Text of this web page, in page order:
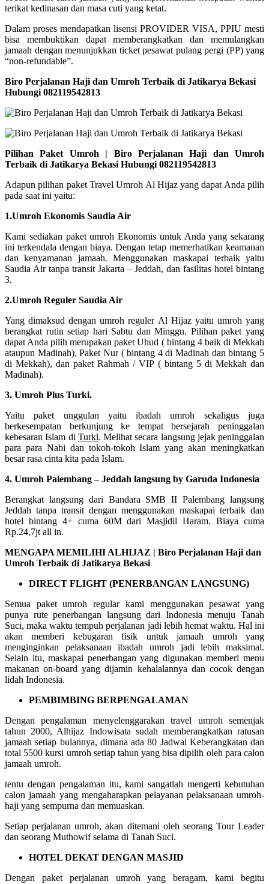
terikat kedinasan dan masa cuti yang ketat.
Dalam proses mendapatkan lisensi PROVIDER VISA, PPIU mesti
bisa membuktikan dapat memberangkatkan dan memulangkan
jamaah dengan menunjukkan ticket pesawat pulang pergi (PP) yang
“non-refundable”.
Biro Perjalanan Haji dan Umroh Terbaik di Jatikarya Bekasi
Hubungi 082119542813
Pilihan Paket Umroh | Biro Perjalanan Haji dan Umroh
Terbaik di Jatikarya Bekasi Hubungi 082119542813
Adapun pilihan paket Travel Umroh Al Hijaz yang dapat Anda pilih
pada saat ini yaitu:
1.Umroh Ekonomis Saudia Air
Kami sediakan paket umroh Ekonomis untuk Anda yang sekarang
ini terkendala dengan biaya. Dengan tetap memerhatikan keamanan
dan kenyamanan jamaah. Menggunakan maskapai terbaik yaitu
Saudia Air tanpa transit Jakarta – Jeddah, dan fasilitas hotel bintang
3.
2.Umroh Reguler Saudia Air
Yang dimaksud dengan umroh reguler Al Hijaz yaitu umroh yang
berangkat rutin setiap hari Sabtu dan Minggu. Pilihan paket yang
dapat Anda pilih merupakan paket Uhud ( bintang 4 baik di Mekkah
ataupun Madinah), Paket Nur ( bintang 4 di Madinah dan bintang 5
di Mekkah), dan paket Rahmah / VIP ( bintang 5 di Mekkah dan
Madinah).
3. Umroh Plus Turki.
Yaitu paket unggulan yaitu ibadah umroh sekaligus juga
berkesempatan berkunjung ke tempat bersejarah peninggalan
kebesaran Islam di Turki. Melihat secara langsung jejak peninggalan
para para Nabi dan tokoh-tokoh Islam yang akan meningkatkan
besar rasa cinta kita pada Islam.
4. Umroh Palembang – Jeddah langsung by Garuda Indonesia
Berangkat langsung dari Bandara SMB II Palembang langsung
Jeddah tanpa transit dengan menggunakan maskapai terbaik dan
hotel bintang 4+ cuma 60M dari Masjidil Haram. Biaya cuma
Rp.24,7jt all in.
MENGAPA MEMILIHI ALHIJAZ | Biro Perjalanan Haji dan
Umroh Terbaik di Jatikarya Bekasi
DIRECT FLIGHT (PENERBANGAN LANGSUNG)
Semua paket umroh regular kami menggunakan pesawat yang
punya rute penerbangan langsung dari Indonesia menuju Tanah
Suci, maka waktu tempuh perjalanan jadi lebih hemat waktu. Hal ini
akan memberi kebugaran fisik untuk jamaah umroh yang
menginginkan pelaksanaan ibadah umroh jadi lebih maksimal.
Selain itu, maskapai penerbangan yang digunakan memberi menu
makanan on-board yang dijamin kehalalannya dan cocok dengan
lidah Indonesia.
PEMBIMBING BERPENGALAMAN
Dengan pengalaman menyelenggarakan travel umroh semenjak
tahun 2000, Alhijaz Indowisata sudah memberangkatkan ratusan
jamaah setiap bulannya, dimana ada 80 Jadwal Keberangkatan dan
total 5500 kursi umroh setiap tahun yang bisa dipilih oleh para calon
jamaah umroh.
tentu dengan pengalaman itu, kami sangatlah mengerti kebutuhan
calon jamaah yang mengaharapkan pelayanan pelaksanaan umroh-
haji yang sempurna dan memuaskan.
Setiap perjalanan umroh, akan ditemani oleh seorang Tour Leader
dan seorang Muthowif selama di Tanah Suci.
HOTEL DEKAT DENGAN MASJID
Dengan paket perjalanan umroh yang beragam, kami begitu